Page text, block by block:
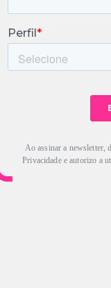
Ao assinar a newsletter,
Privacidade e autorizo a